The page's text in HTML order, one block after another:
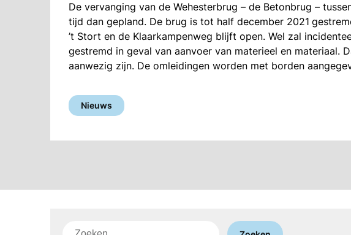
De vervanging van de Wehesterbrug – de Betonbrug –
tijd dan gepland. De brug is tot half december 2021
’t Stort en de Klaarkampenweg blijft open. Wel zal
gestremd in geval van aanvoer van materieel en materiaal.
aanwezig zijn. De omleidingen worden met borden
Nieuws
Zoeken